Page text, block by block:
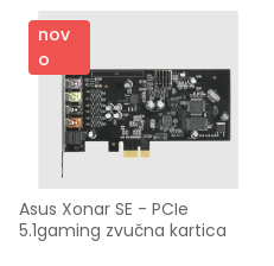
nov
o
Asus Xonar SE - PCIe
5.1gaming zvučna kartica